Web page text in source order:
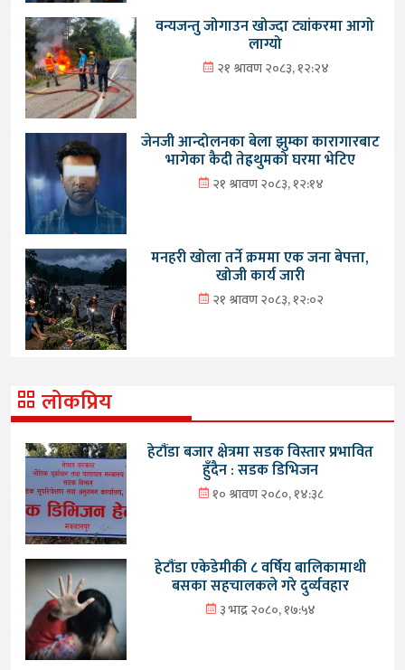
वन्यजन्तु जोगाउन खोज्दा ट्यांकरमा आगो
लाग्यो
२१ श्रावण २०८३, १२:२४
जेनजी आन्दोलनका बेला झुम्का कारागारबाट
भागेका कैदी तेह्रथुमको घरमा भेटिए
२१ श्रावण २०८३, १२:१४
मनहरी खोला तर्ने क्रममा एक जना बेपत्ता,
खोजी कार्य जारी
२१ श्रावण २०८३, १२:०२
लोकप्रिय
हेटौंडा बजार क्षेत्रमा सडक विस्तार प्रभावित
हुँदैन : सडक डिभिजन
१० श्रावण २०८०, १४:३८
हेटौंडा एकेडेमीकी ८ वर्षिय बालिकामाथी
बसका सहचालकले गरे दुर्व्यवहार
३ भाद्र २०८०, १७:५४